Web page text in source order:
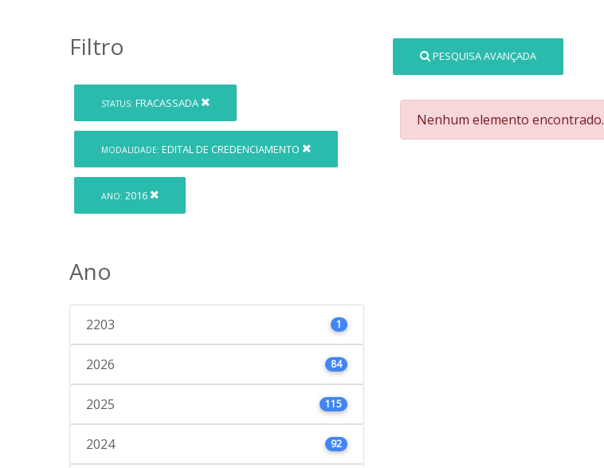
Filtro
STATUS: FRACASSADA
MODALIDADE: EDITAL DE CREDENCIAMENTO
ANO: 2016
Ano
2203 1
2026 84
2025 115
2024 92
PESQUISA AVANÇADA
Nenhum elemento encontrado.